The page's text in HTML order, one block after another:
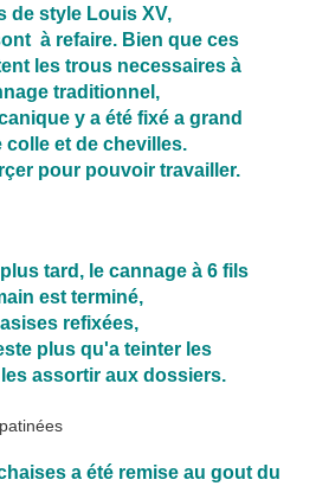
de style Louis XV,
à refaire. Bien que ces
les trous necessaires à
traditionnel,
y a été fixé a grand
colle et de chevilles.
pour pouvoir travailler.
tard, le cannage à 6 fils
est terminé,
asises refixées,
plus qu'a teinter les
assortir aux dossiers.
a été remise au gout du